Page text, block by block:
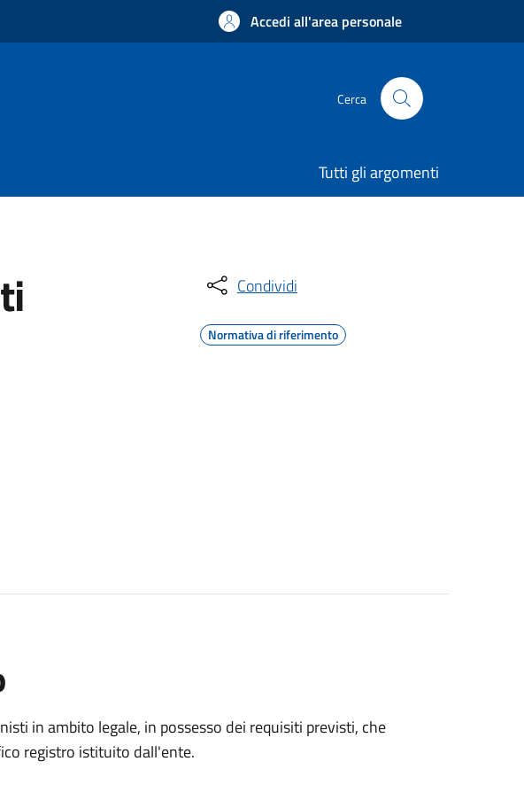
Accedi all'area personale
Cerca
Tutti gli argomenti
Condividi
Normativa di riferimento
in ambito legale, in possesso dei requisiti previsti, che
registro istituito dall'ente.